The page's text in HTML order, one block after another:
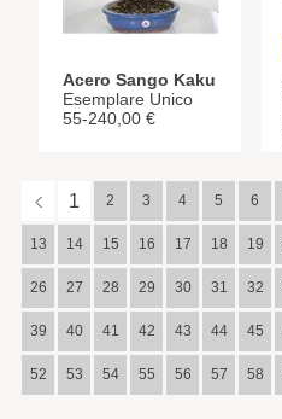
Acero Sango Kaku
Esemplare Unico
55-240,00 €
1 2 3 4 5 6
13 14 15 16 17 18 19
26 27 28 29 30 31 32
39 40 41 42 43 44 45
52 53 54 55 56 57 58